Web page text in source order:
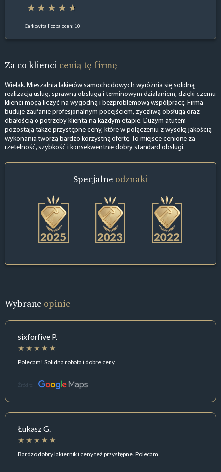
Całkowita liczba ocen: 10
Za co klienci cenią tę firmę
Wielak. Mieszalnia lakierów samochodowych wyróżnia się solidną
realizacją usług, sprawną obsługą i terminowym działaniem, dzięki czemu
klienci mogą liczyć na wygodną i bezproblemową współpracę. Firma
buduje zaufanie profesjonalnym podejściem, życzliwą obsługą oraz
dbałością o potrzeby klienta na każdym etapie. Dużym atutem
pozostają także przystępne ceny, które w połączeniu z wysoką jakością
wykonania tworzą bardzo korzystną ofertę. To miejsce cenione za
rzetelność, szybkość i konsekwentnie dobry standard obsługi.
Specjalne odznaki
Wybrane opinie
sixforfive P.
Polecam! Solidna robota i dobre ceny
Źródło:
Łukasz G.
Bardzo dobry lakiernik i ceny też przystępne. Polecam